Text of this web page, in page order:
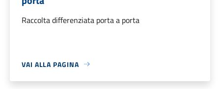
Raccolta differenziata porta a porta
VAI ALLA PAGINA